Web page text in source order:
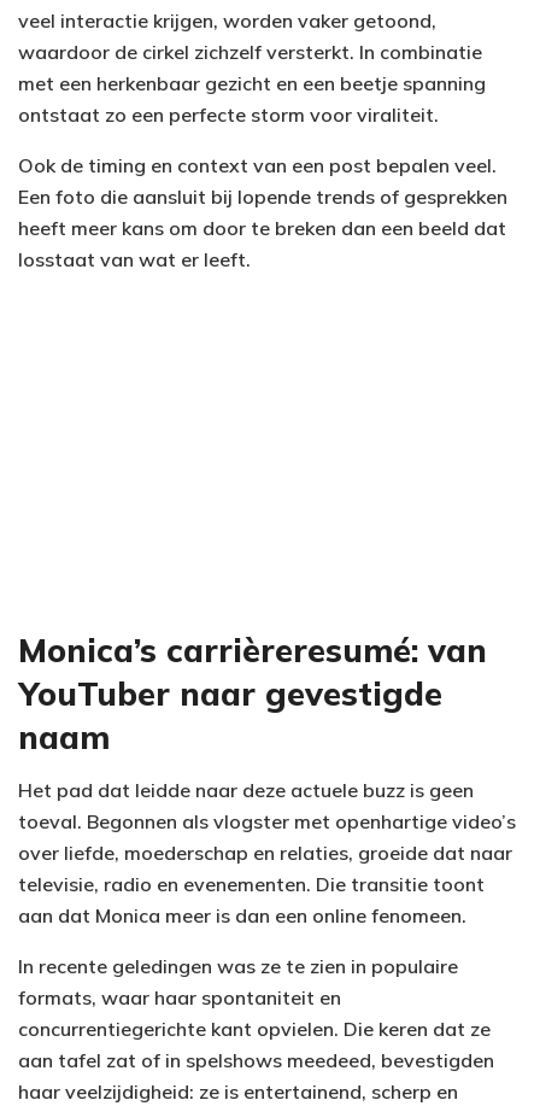
veel interactie krijgen, worden vaker getoond,
waardoor de cirkel zichzelf versterkt. In combinatie
met een herkenbaar gezicht en een beetje spanning
ontstaat zo een perfecte storm voor viraliteit.
Ook de timing en context van een post bepalen veel.
Een foto die aansluit bij lopende trends of gesprekken
heeft meer kans om door te breken dan een beeld dat
losstaat van wat er leeft.
Monica’s carrièreresumé: van
YouTuber naar gevestigde
naam
Het pad dat leidde naar deze actuele buzz is geen
toeval. Begonnen als vlogster met openhartige video’s
over liefde, moederschap en relaties, groeide dat naar
televisie, radio en evenementen. Die transitie toont
aan dat Monica meer is dan een online fenomeen.
In recente geledingen was ze te zien in populaire
formats, waar haar spontaniteit en
concurrentiegerichte kant opvielen. Die keren dat ze
aan tafel zat of in spelshows meedeed, bevestigden
haar veelzijdigheid: ze is entertainend, scherp en